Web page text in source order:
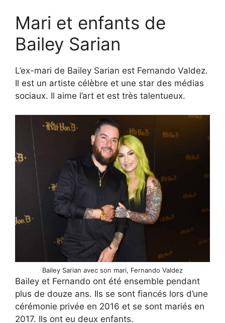
Mari et enfants de
Bailey Sarian
L’ex-mari de Bailey Sarian est Fernando Valdez.
Il est un artiste célèbre et une star des médias
sociaux. Il aime l’art et est très talentueux.
Bailey Sarian avec son mari, Fernando Valdez
Bailey et Fernando ont été ensemble pendant
plus de douze ans. Ils se sont fiancés lors d’une
cérémonie privée en 2016 et se sont mariés en
2017. Ils ont eu deux enfants.